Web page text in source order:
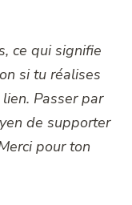
ce qui signifie
si tu réalises
Passer par
de supporter
pour ton